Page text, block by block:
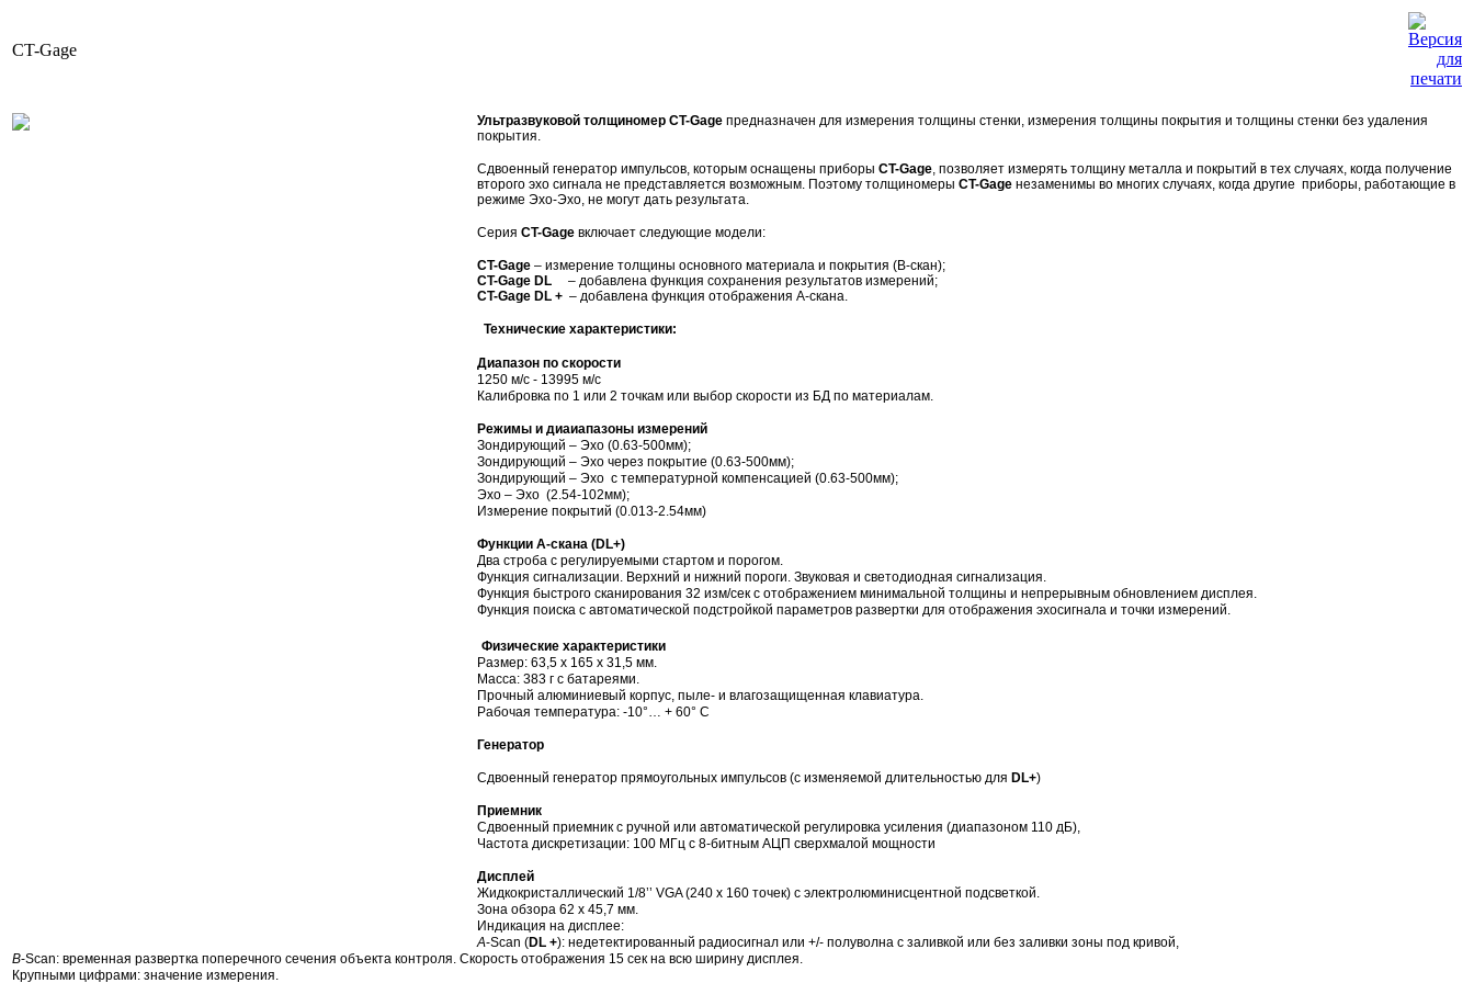
CT-Gage
Ультразвуковой толщиномер CT-Gage предназначен для измерения толщины стенки, измерения толщины покрытия и толщины стенки без удаления
покрытия.
Сдвоенный генератор импульсов, которым оснащены приборы CT-Gage, позволяет измерять толщину металла и покрытий в тех случаях, когда получение
второго эхо сигнала не представляется возможным. Поэтому толщиномеры CT-Gage незаменимы во многих случаях, когда другие приборы, работающие в
режиме Эхо-Эхо, не могут дать результата.
Серия CT-Gage включает следующие модели:
CT-Gage – измерение толщины основного материала и покрытия (B-скан);
CT-Gage DL – добавлена функция сохранения результатов измерений;
CT-Gage DL + – добавлена функция отображения А-скана.
Технические характеристики:
Диапазон по скорости
1250 м/с - 13995 м/с
Калибровка по 1 или 2 точкам или выбор скорости из БД по материалам.
Режимы и диаиапазоны измерений
Зондирующий – Эхо (0.63-500мм);
Зондирующий – Эхо через покрытие (0.63-500мм);
Зондирующий – Эхо с температурной компенсацией (0.63-500мм);
Эхо – Эхо (2.54-102мм);
Измерение покрытий (0.013-2.54мм)
Функции A-скана (DL+)
Два строба с регулируемыми стартом и порогом.
Функция сигнализации. Верхний и нижний пороги. Звуковая и светодиодная сигнализация.
Функция быстрого сканирования 32 изм/сек с отображением минимальной толщины и непрерывным обновлением дисплея.
Функция поиска с автоматической подстройкой параметров развертки для отображения эхосигнала и точки измерений.
Физические характеристики
Размер: 63,5 х 165 х 31,5 мм.
Масса: 383 г с батареями.
Прочный алюминиевый корпус, пыле- и влагозащищенная клавиатура.
Рабочая температура: -10°… + 60° С
Генератор
Сдвоенный генератор прямоугольных импульсов (с изменяемой длительностью для DL+)
Приемник
Сдвоенный приемник с ручной или автоматической регулировка усиления (диапазоном 110 дБ),
Частота дискретизации: 100 МГц с 8-битным АЦП сверхмалой мощности
Дисплей
Жидкокристаллический 1/8’’ VGA (240 x 160 точек) с электролюминисцентной подсветкой.
Зона обзора 62 х 45,7 мм.
Индикация на дисплее:
А-Scan (DL +): недетектированный радиосигнал или +/- полуволна с заливкой или без заливки зоны под кривой,
В-Scan: временная развертка поперечного сечения объекта контроля. Скорость отображения 15 сек на всю ширину дисплея.
Крупными цифрами: значение измерения.